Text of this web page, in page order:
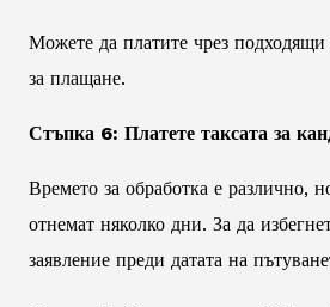
Можете да платите чрез
за плащане.
Стъпка 6: Платете таксата за
Времето за обработка е различно,
отнемат няколко дни. За да
заявление преди датата на